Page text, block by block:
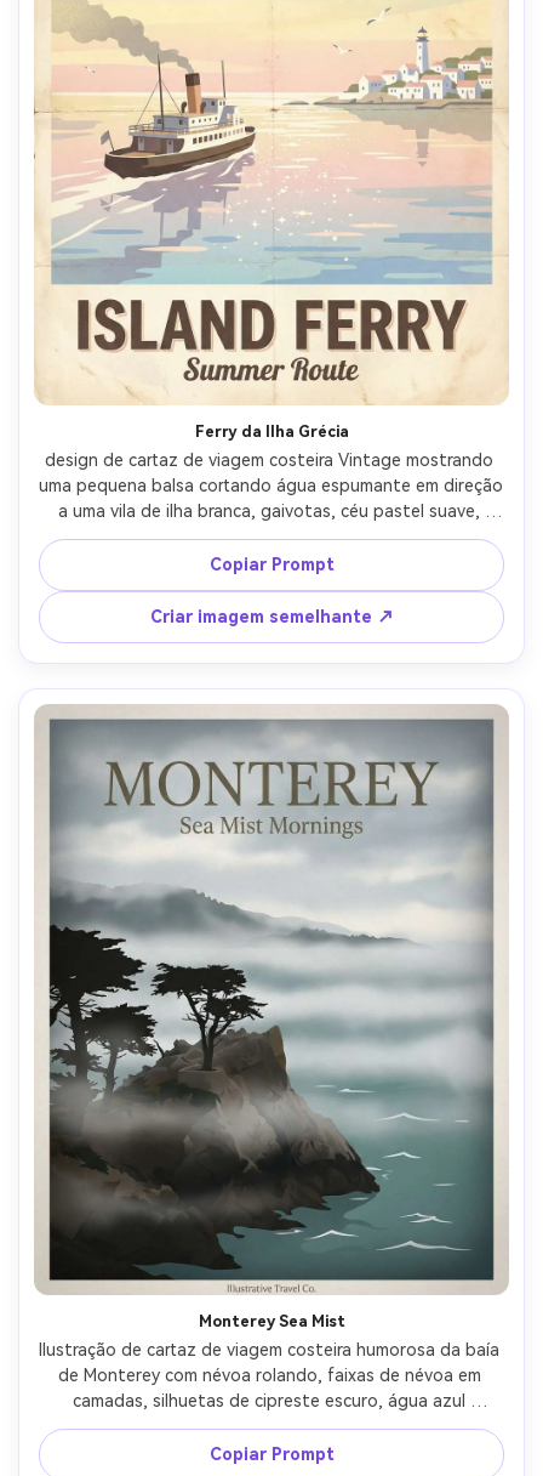
Ferry da Ilha Grécia
design de cartaz de viagem costeira Vintage mostrando
uma pequena balsa cortando água espumante em direção
a uma vila de ilha branca, gaivotas, céu pastel suave,
reflexos simplificados, linha limpa do horizonte, tipografia
clássica de viagem "balsa da ilha" e pequeno subtexto
"rota de verão", olhar de serigrafia com textura de tinta
visível e bordas de papel desgastadas, iluminação
cinematográfica suave-AR 4:5
Copiar Prompt
Criar imagem semelhante ↗
Monterey Sea Mist
Ilustração de cartaz de viagem costeira humorosa da baía
de Monterey com névoa rolando, faixas de névoa em
camadas, silhuetas de cipreste escuro, água azul
silenciada, marcas de onda mínimas, elegante manchete
serif "Monterey" com linha pequena "Sea Mist Mornings",
Copiar Prompt